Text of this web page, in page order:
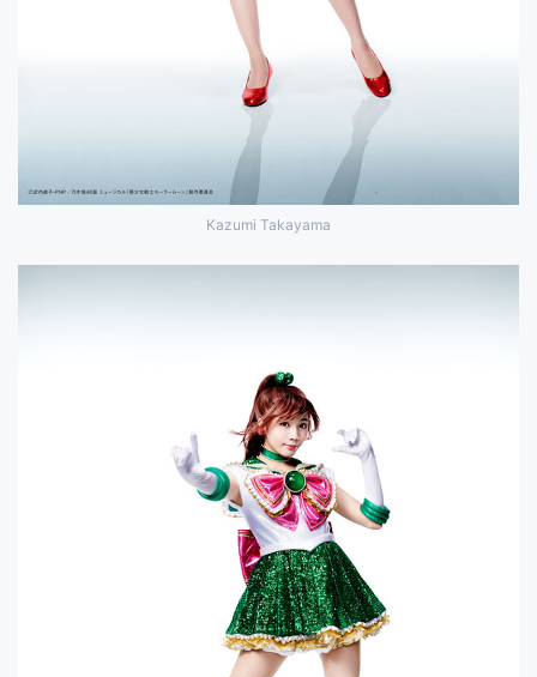
Kazumi Takayama